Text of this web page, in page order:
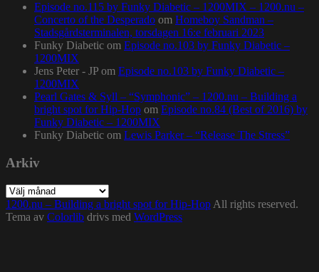
Episode no.115 by Funky Diabetic – 1200MIX – 1200.nu –
Concerto of the Desperado om Homeboy Sandman –
Stadsgårdsterminalen, torsdagen 16:e februari 2023
Funky Diabetic om Episode no.103 by Funky Diabetic –
1200MIX
Jens Peter - JP om Episode no.103 by Funky Diabetic –
1200MIX
Pearl Gates & Syll – “Symphonic” – 1200.nu – Building a
bright spot for Hip-Hop om Episode no.84 (Best of 2016) by
Funky Diabetic – 1200MIX
Funky Diabetic om Lewis Parker – “Release The Stress”
Arkiv
Arkiv
1200.nu – Building a bright spot for Hip-Hop All rights reserved.
Tema av Colorlib drivs med WordPress